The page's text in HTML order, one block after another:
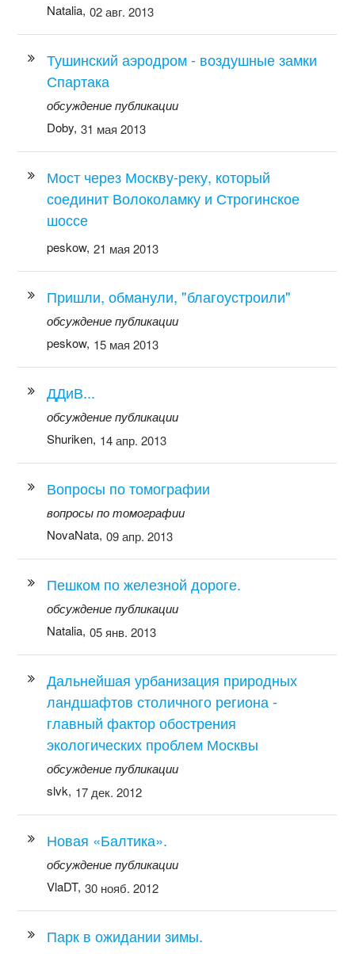
Natalia, 02 авг. 2013
Тушинский аэродром - воздушные замки
Спартака
обсуждение публикации
Doby, 31 мая 2013
Мост через Москву-реку, который
соединит Волоколамку и Строгинское
шоссе
peskow, 21 мая 2013
Пришли, обманули, "благоустроили"
обсуждение публикации
peskow, 15 мая 2013
ДДиВ...
обсуждение публикации
Shuriken, 14 апр. 2013
Вопросы по томографии
вопросы по томографии
NovaNata, 09 апр. 2013
Пешком по железной дороге.
обсуждение публикации
Natalia, 05 янв. 2013
Дальнейшая урбанизация природных
ландшафтов столичного региона -
главный фактор обострения
экологических проблем Москвы
обсуждение публикации
slvk, 17 дек. 2012
Новая «Балтика».
обсуждение публикации
VlaDT, 30 нояб. 2012
Парк в ожидании зимы.